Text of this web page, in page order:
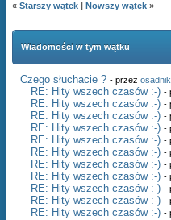
«Starszy wątek |Nowszy wątek »
Wiadomości w tym wątku
Czego słuchacie ? - przezosadnik
RE: Hity wszech czasów :-) -
RE: Hity wszech czasów :-) -
RE: Hity wszech czasów :-) -
RE: Hity wszech czasów :-) -
RE: Hity wszech czasów :-) -
RE: Hity wszech czasów :-) -
RE: Hity wszech czasów :-) -
RE: Hity wszech czasów :-) -
RE: Hity wszech czasów :-) -
RE: Hity wszech czasów :-) -
RE: Hity wszech czasów :-) -